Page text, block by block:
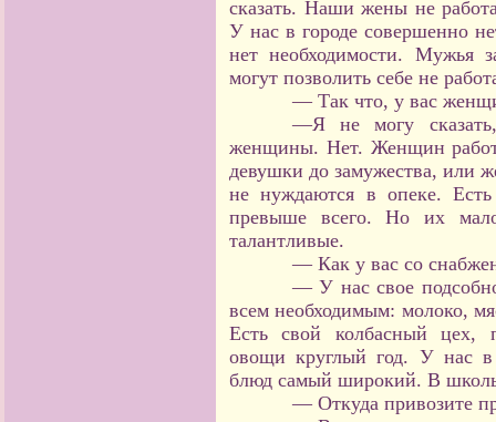
сказать. Наши жены не
У нас в городе совершенно
нет необходимости. Мужья
могут позволить себе не
— Так что, у вас
—Я не могу
женщины. Нет. Женщин
девушки до замужества, или
не нуждаются в опеке.
превыше всего. Но их
талантливые.
— Как у вас со
— У нас свое
всем необходимым: молоко,
Есть свой колбасный цех,
овощи круглый год. У нас в
блюд самый широкий. В
— Откуда привозите